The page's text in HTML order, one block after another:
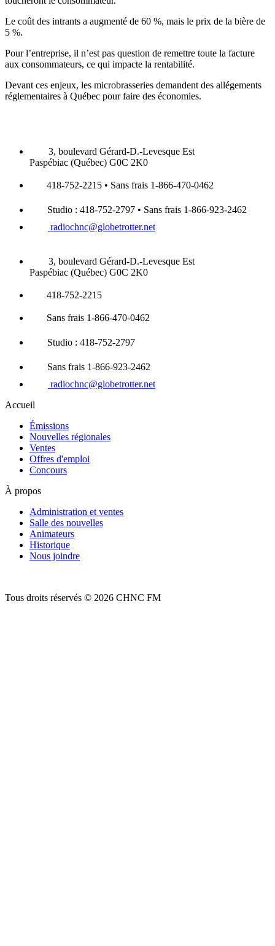
Le coût des intrants a augmenté de 60 %, mais le prix de la bière de
5 %.
Pour l’entreprise, il n’est pas question de remettre toute la facture
aux consommateurs, ce qui impacte la rentabilité.
Devant ces enjeux, les microbrasseries demandent des allégements
réglementaires à Québec pour faire des économies.
3, boulevard Gérard-D.-Levesque Est
Paspébiac (Québec) G0C 2K0
418-752-2215 • Sans frais 1-866-470-0462
Studio : 418-752-2797 • Sans frais 1-866-923-2462
radiochnc@globetrotter.net
3, boulevard Gérard-D.-Levesque Est
Paspébiac (Québec) G0C 2K0
418-752-2215
Sans frais 1-866-470-0462
Studio : 418-752-2797
Sans frais 1-866-923-2462
radiochnc@globetrotter.net
Accueil
Émissions
Nouvelles régionales
Ventes
Offres d'emploi
Concours
À propos
Administration et ventes
Salle des nouvelles
Animateurs
Historique
Nous joindre
Tous droits réservés © 2026 CHNC FM